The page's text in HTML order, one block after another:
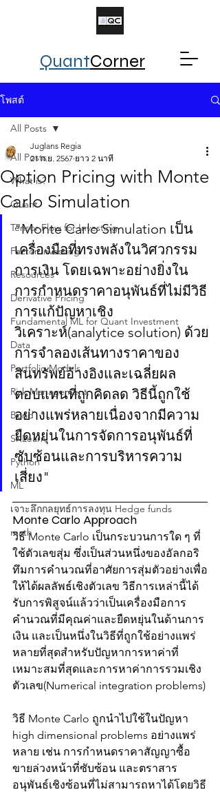
QuantCorner
โพสต์
All Posts
What is?
Quant
Tensor Flow for Investing
Factor Investing
Resources
Derivative Pricing
Fundamental ML for Quant Investment
Data
Portfolio Models
Risk Management
Bond
SKLearn
Python
ML
เจาะลึกกลยุทธ์การลงทุน Hedge funds
math
All Posts
Option Pricing with Monte
Carlo Simulation
Juglans Regia
21 ก.ย. 2567 ยาว 2 นาที
"Monte Carlo Simulation เป็น
เครื่องมือที่ทรงพลังในวิศวกรรม
การเงิน โดยเฉพาะอย่างยิ่งใน
การกำหนดราคาอนุพันธ์ที่ไม่มีวิธี
การแก้ปัญหาเชิง
วิเคราะห์(analytice solution) ด้วย
การจำลองเส้นทางราคาของ
สินทรัพย์อ้างอิงและเฉลี่ยผล
ตอบแทนที่ถูกคิดลด วิธีนี้ถูกใช้
อย่างแพร่หลายเนื่องจากมีความ
ยืดหยุ่นในการจัดการอนุพันธ์ที่
ซับซ้อนและการบริหารความ
เสี่ยง"
Monte Carlo Approach
วิธี Monte Carlo เป็นกระบวนการใด ๆ ที่
ใช้ตัวเลขสุ่ม ซึ่งเป็นส่วนหนึ่งของอัลกอริ
ทึมการคำนวณที่อาศัยการสุ่มตัวอย่างเพื่อ
ให้ได้ผลลัพธ์เชิงตัวเลข วิธีการเหล่านี้ได้
รับการพิสูจน์แล้วว่าเป็นเครื่องมือการ
คำนวณที่มีคุณค่าและยืดหยุ่นในด้านการ
เงิน และเป็นหนึ่งในวิธีที่ถูกใช้อย่างแพร่
หลายที่สุดสำหรับปัญหาการหาค่าที่
เหมาะสมที่สุดและการหาค่าการรวมเชิง
ตัวเลข(Numerical integration problems)
วิธี Monte Carlo ถูกนำไปใช้ในปัญหา
high dimensional problems อย่างแพร่
หลาย เช่น การกำหนดราคาสัญญาซื้อ
ขายล่วงหน้าที่ซับซ้อน และตราสาร
อนุพันธ์เชิงซ้อนที่ไม่สามารถหาได้โดยวิธี